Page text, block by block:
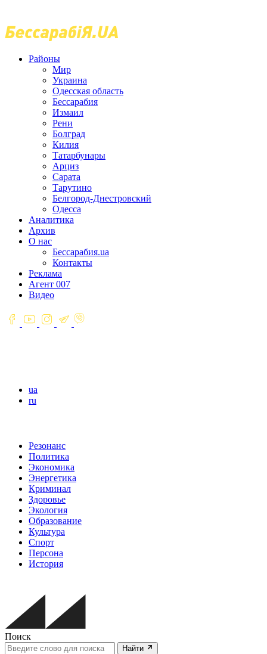
Районы
Мир
Украина
Одесская область
Бессарабия
Измаил
Рени
Болград
Килия
Татарбунары
Арциз
Сарата
Тарутино
Белгород-Днестровский
Одесса
Аналитика
Архив
О нас
Бессарабия.ua
Контакты
Реклама
Агент 007
Видео
ua
ru
Резонанс
Политика
Экономика
Энергетика
Криминал
Здоровье
Экология
Образование
Культура
Спорт
Персона
История
Поиск
Найти